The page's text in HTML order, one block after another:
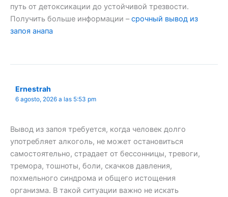
путь от детоксикации до устойчивой трезвости.
Получить больше информации –срочный вывод из
запоя анапа
Ernestrah
6 agosto, 2026 a las 5:53 pm
Вывод из запоя требуется, когда человек долго
употребляет алкоголь, не может остановиться
самостоятельно, страдает от бессонницы, тревоги,
тремора, тошноты, боли, скачков давления,
похмельного синдрома и общего истощения
организма. В такой ситуации важно не искать